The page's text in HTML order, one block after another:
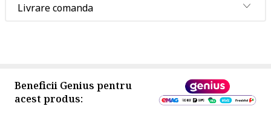
Livrare comanda
Beneficii Genius pentru
acest produs: